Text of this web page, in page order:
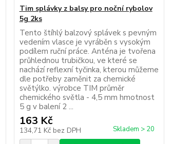
Tim splávky z balsy pro noční rybolov
5g 2ks
Tento štíhlý balzový splávek s pevným
vedením vlasce je vyráběn s vysokým
podílem ruční práce. Anténa je tvořena
průhlednou trubičkou, ve které se
nachází reflexní tyčinka, kterou můžeme
dle potřeby zaměnit za chemické
světýlko. výrobce TIM průměr
chemického světla - 4,5 mm hmotnost
5 g v balení 2 ...
163 Kč
134,71 Kč bez DPH Skladem > 20